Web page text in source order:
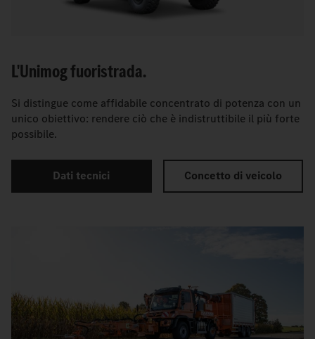
L'Unimog fuoristrada.
Si distingue come affidabile concentrato di potenza con un
unico obiettivo: rendere ciò che è indistruttibile il più forte
possibile.
Dati tecnici Concetto di veicolo